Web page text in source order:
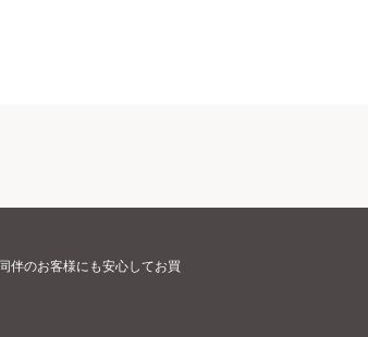
伴のお客様にも安心してお買